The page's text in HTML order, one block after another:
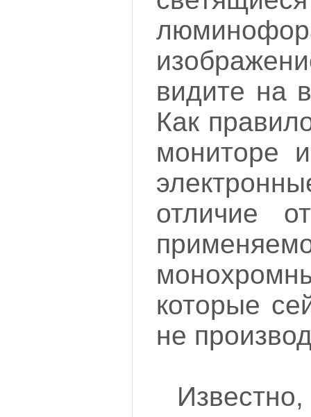
видите на
Как
мониторе
отличие
которые
не